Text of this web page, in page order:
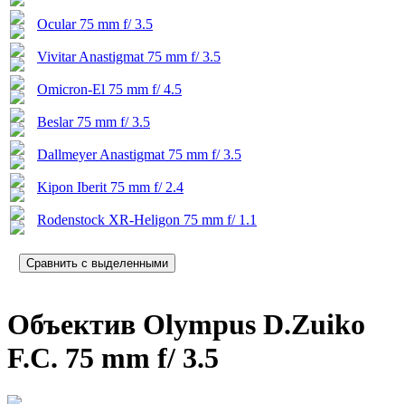
Ocular 75 mm f/ 3.5
Vivitar Anastigmat 75 mm f/ 3.5
Omicron-El 75 mm f/ 4.5
Beslar 75 mm f/ 3.5
Dallmeyer Anastigmat 75 mm f/ 3.5
Kipon Iberit 75 mm f/ 2.4
Rodenstock XR-Heligon 75 mm f/ 1.1
Объектив Olympus D.Zuiko
F.C. 75 mm f/ 3.5